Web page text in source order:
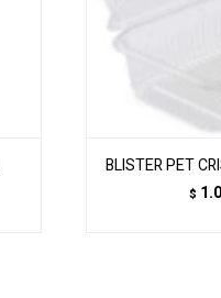
BLISTER PET
$